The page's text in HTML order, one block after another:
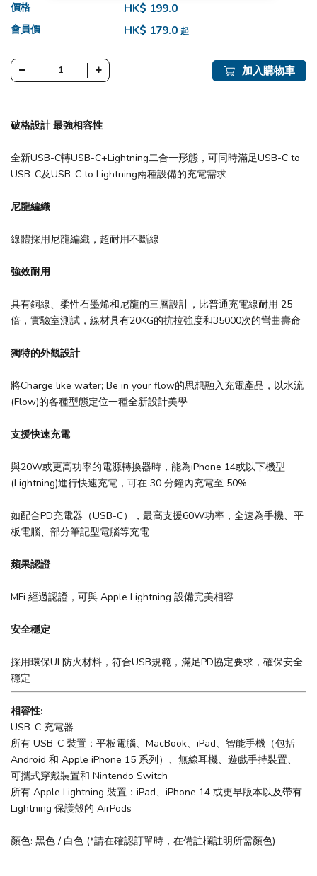
價格 HK$ 199.0
會員價 HK$ 179.0 起
加入購物車
破格設計 最強相容性
全新USB-C轉USB-C+Lightning二合一形態，可同時滿足USB-C to
USB-C及USB-C to Lightning兩種設備的充電需求
尼龍編織
線體採用尼龍編織，超耐用不斷線
強效耐用
具有銅線、柔性石墨烯和尼龍的三層設計，比普通充電線耐用 25
倍，實驗室測試，線材具有20KG的抗拉強度和35000次的彎曲壽命
獨特的外觀設計
將Charge like water; Be in your flow的思想融入充電產品，以水流
(Flow)的各種型態定位一種全新設計美學
支援快速充電
與20W或更高功率的電源轉換器時，能為iPhone 14或以下機型
(Lightning)進行快速充電，可在 30 分鐘內充電至 50%
如配合PD充電器（USB-C），最高支援60W功率，全速為手機、平
板電腦、部分筆記型電腦等充電
蘋果認證
MFi 經過認證，可與 Apple Lightning 設備完美相容
安全穩定
採用環保UL防火材料，符合USB規範，滿足PD協定要求，確保安全
穩定
相容性:
USB-C 充電器
所有 USB-C 裝置：平板電腦、MacBook、iPad、智能手機（包括
Android 和 Apple iPhone 15 系列）、無線耳機、遊戲手持裝置、
可攜式穿戴裝置和 Nintendo Switch
所有 Apple Lightning 裝置：iPad、iPhone 14 或更早版本以及帶有
Lightning 保護殼的 AirPods
顏色: 黑色 / 白色 (*請在確認訂單時，在備註欄註明所需顏色)